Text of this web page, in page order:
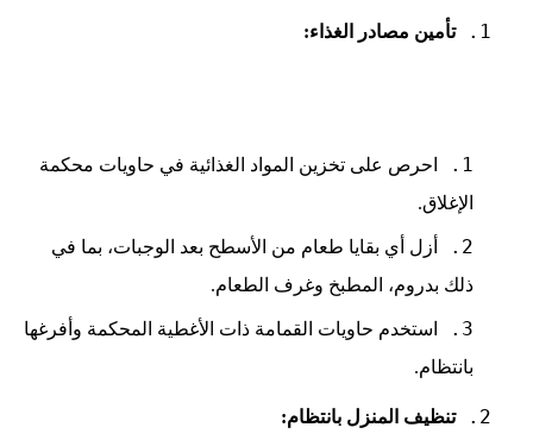
تأمين مصادر الغذاء:
احرص على تخزين المواد الغذائية في حاويات محكمة
الإغلاق.
أزل أي بقايا طعام من الأسطح بعد الوجبات، بما في
ذلك بدروم، المطبخ وغرف الطعام.
استخدم حاويات القمامة ذات الأغطية المحكمة وأفرغها
بانتظام.
تنظيف المنزل بانتظام: